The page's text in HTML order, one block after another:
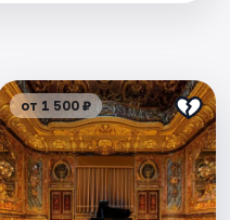
от 1 500 ₽